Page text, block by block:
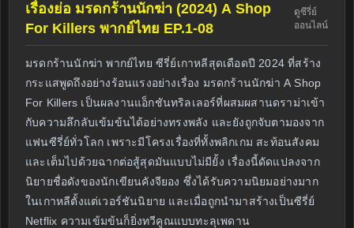
เรื่องย่อ มรดกร้านนักฆ่า (2024) A Shop
For Killers พากย์ไทย EP.1-08
ดูซีรี่ย์
ออนไลน์
มรดกร้านนักฆ่า พากย์ไทย ซีรี่ย์เกาหลีสุดเดือดปี 2024 ที่สร้าง
กระแสพูดถึงอย่างร้อนแรงอย่างเรื่อง มรดกร้านนักฆ่า A Shop
For Killers เป็นผลงานแอ็กชันทริลเลอร์ที่ผสมผสานดราม่าเข้า
กับความลึกลับเข้มข้นได้อย่างทรงพลัง และยังถูกจับตามองจาก
แฟนซีรี่ย์ทั่วโลก เพราะมีโครงเรื่องที่ทั้งพลิกเกม สะท้อนสังคม
และเต็มไปด้วยฉากต่อสู้สุดมันแบบไม่มียั้ง เรื่องนี้ดัดแปลงจาก
นิยายชื่อดังของนักเขียนคังจียอง ซึ่งได้รับความนิยมอย่างมาก
ในเกาหลีตั้งแต่เวอร์ชันนิยาย และเมื่อถูกนำมาสร้างเป็นซีรี่ย์
Netflix ความเข้มข้นก็ยิ่งทวีคูณแบบทะลุเพดาน